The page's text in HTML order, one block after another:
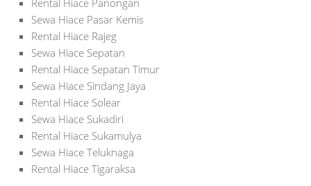
Rental Hiace Panongan
Sewa Hiace Pasar Kemis
Rental Hiace Rajeg
Sewa Hiace Sepatan
Rental Hiace Sepatan Timur
Sewa Hiace Sindang Jaya
Rental Hiace Solear
Sewa Hiace Sukadiri
Rental Hiace Sukamulya
Sewa Hiace Teluknaga
Rental Hiace Tigaraksa